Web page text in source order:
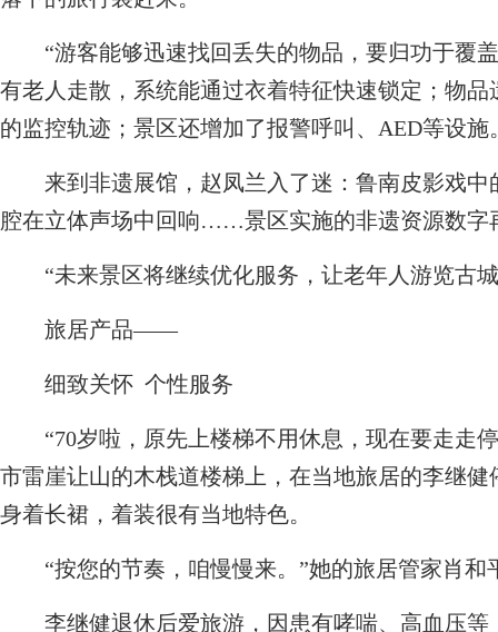
“游客能够迅速找回丢失的物品，要归功于覆盖
有老人走散，系统能通过衣着特征快速锁定；物
的监控轨迹；景区还增加了报警呼叫、AED等设施
来到非遗展馆，赵凤兰入了迷：鲁南皮影戏中
腔在立体声场中回响……景区实施的非遗资源数字
“未来景区将继续优化服务，让老年人游览古城
旅居产品——
细致关怀 个性服务
“70岁啦，原先上楼梯不用休息，现在要走走
市雷崖让山的木栈道楼梯上，在当地旅居的李继
身着长裙，着装很有当地特色。
“按您的节奏，咱慢慢来。”她的旅居管家肖和
李继健退休后爱旅游，因患有哮喘、高血压等